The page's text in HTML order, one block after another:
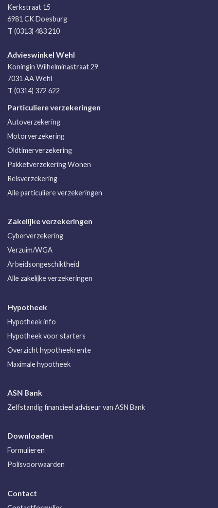
Kerkstraat 15
6981 CKDoesburg
T (0313) 483 210
Advieswinkel Wehl
Koningin Wilhelminastraat 29
7031 AAWehl
T (0314) 372 622
Particuliere verzekeringen
Autoverzekering
Motorverzekering
Oldtimerverzekering
Pakketverzekering Wonen
Reisverzekering
Alle particuliere verzekeringen
Zakelijke verzekeringen
Cyberverzekering
Verzuim/WGA
Arbeidsongeschiktheid
Alle zakelijke verzekeringen
Hypotheek
Hypotheek info
Hypotheek voor starters
Overzicht hypotheekrente
Maximale hypotheek
ASN Bank
Zelfstandig financieel adviseur van ASN Bank
Downloaden
Formulieren
Polisvoorwaarden
Contact